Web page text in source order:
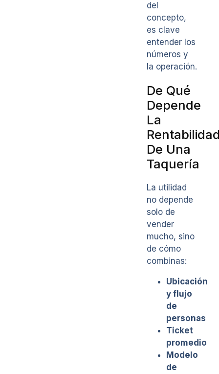
del
concepto,
es clave
entender los
números y
la operación.
De Qué
Depende
La
De Una
Taquería
La utilidad
no depende
solo de
vender
mucho, sino
de cómo
combinas:
Ubicación
y flujo
de
personas
Ticket
promedio
Modelo
de